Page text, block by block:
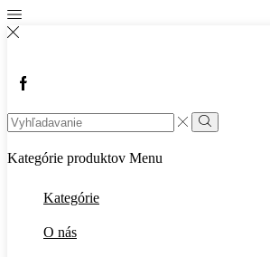
Facebook
Search
input
Vyhľadávanie
Kategórie produktov Menu
Kategórie
O nás